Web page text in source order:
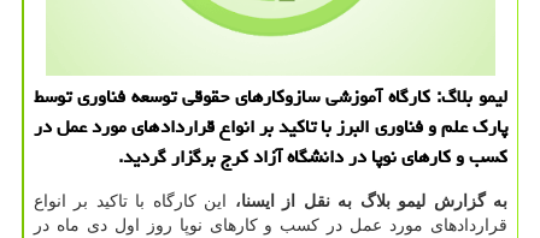
لیمو بلاگ: كارگاه آموزشی سازوكارهای حقوقی توسعه فناوری توسط
پارك علم و فناوری البرز با تاكید بر انواع قراردادهای مورد عمل در
كسب و كارهای نوپا در دانشگاه آزاد كرج برگزار گردید.
به گزارش لیمو بلاگ به نقل از ایسنا،
این كارگاه با تاكید بر انواع
قراردادهای مورد عمل در كسب و كارهای نوپا روز اول دی ماه در